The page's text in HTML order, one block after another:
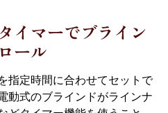
イマーでブライン
ール
指定時間に合わせてセットで
動式のブラインドがラインナ